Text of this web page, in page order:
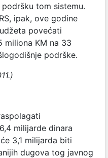
tom sistemu.
ipak, ove godine
povećati
miliona KM na 33
podrške.
milijarde dinara
3,1 milijarda biti
dugova tog javnog